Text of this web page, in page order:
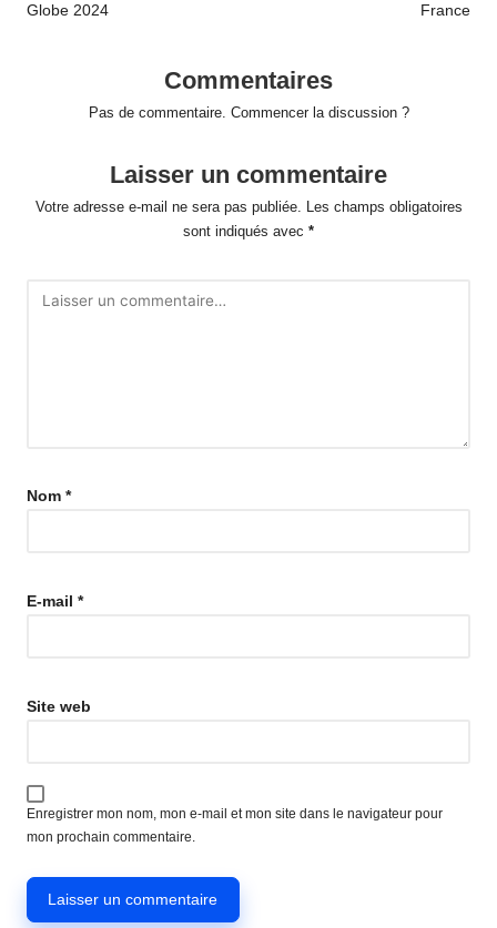
Globe 2024
France
Commentaires
Pas de commentaire. Commencer la discussion ?
Laisser un commentaire
Votre adresse e-mail ne sera pas publiée.
Les champs obligatoires
sont indiqués avec *
Nom *
E-mail *
Site web
Enregistrer mon nom, mon e-mail et mon site dans le navigateur pour
mon prochain commentaire.